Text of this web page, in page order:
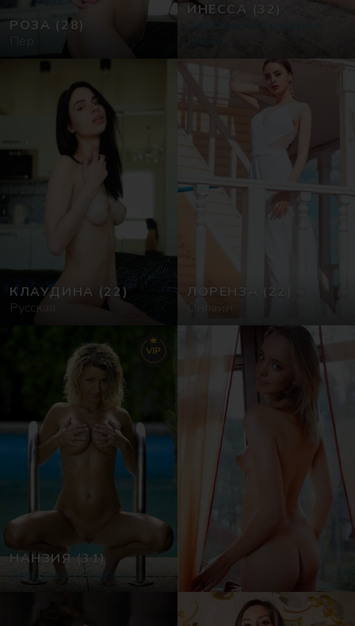
РОЗА (28)
ИНЕССА (32)
Эротический массаж в
КЛАУДИНА (22)
Русская
ЛОРЕНЗА
(22)
Онлайн
НАНЗИЯ (31)
Секс досуг в Брюгге
VIP